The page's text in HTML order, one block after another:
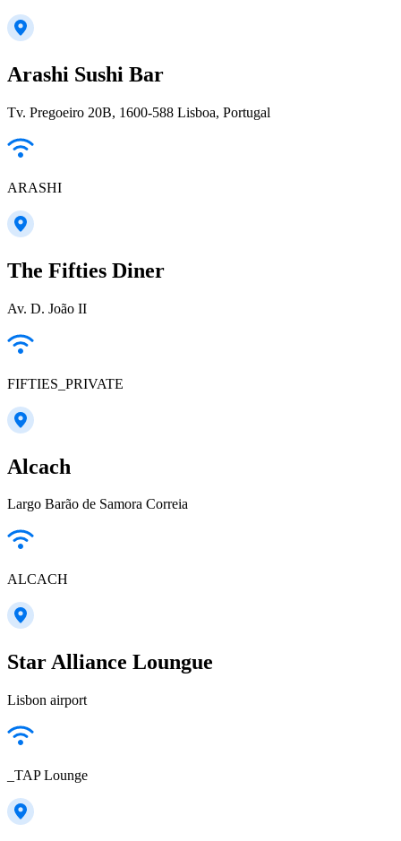
Arashi Sushi Bar
Tv. Pregoeiro 20B, 1600-588 Lisboa, Portugal
ARASHI
The Fifties Diner
Av. D. João II
FIFTIES_PRIVATE
Alcach
Largo Barão de Samora Correia
ALCACH
Star Alliance Loungue
Lisbon airport
_TAP Lounge